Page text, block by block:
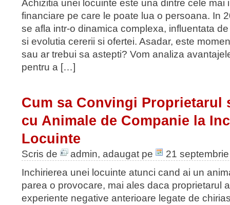
Achizitia unei locuinte este una dintre cele mai
financiare pe care le poate lua o persoana. In
se afla intr-o dinamica complexa, influentata
si evolutia cererii si ofertei. Asadar, este
sau ar trebui sa astepti? Vom analiza
pentru a […]
Cum sa Convingi Proprietarul
cu Animale de Companie la
Locuinte
Scris de admin, adaugat pe
21
Inchirierea unei locuinte atunci cand ai un
parea o provocare, mai ales daca proprietarul
experiente negative anterioare legate de